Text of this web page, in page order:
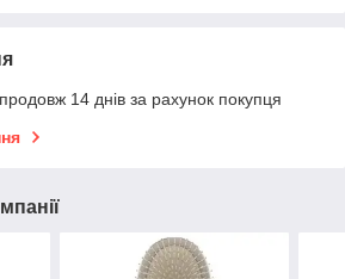
14 днів за рахунок покупця